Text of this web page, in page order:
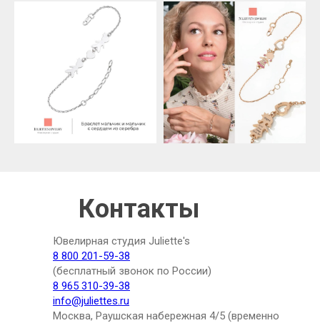
Ювелирная студия Juliette's
8 800 201-59-38
(бесплатный звонок по России)
8 965 310-39-38
info@juliettes.ru
Москва, Раушская набережная 4/5 (временно
Контакты